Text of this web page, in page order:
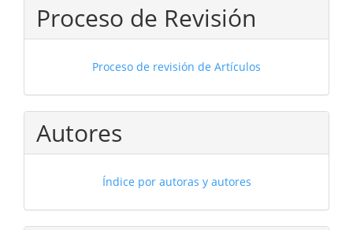
Proceso de Revisión
Proceso de revisión de Artículos
Autores
Índice por autoras y autores